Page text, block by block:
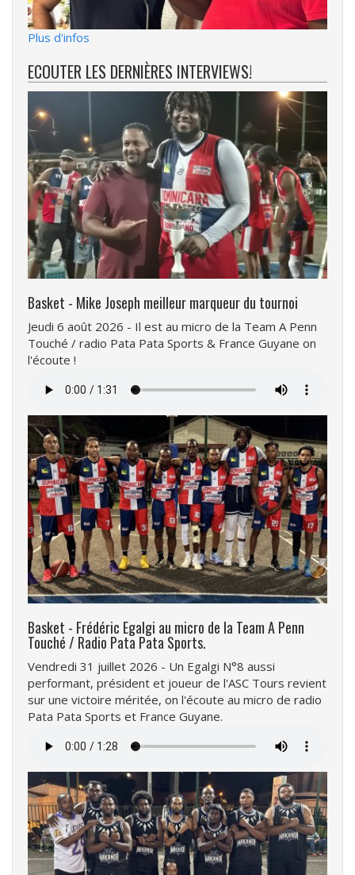
Plus d'infos
ECOUTER LES DERNIÈRES INTERVIEWS!
Basket - Mike Joseph meilleur marqueur du tournoi
Jeudi 6 août 2026 - Il est au micro de la Team A Penn
Touché / radio Pata Pata Sports & France Guyane on
l'écoute !
audio
Basket - Frédéric Egalgi au micro de la Team A Penn
Touché / Radio Pata Pata Sports.
Vendredi 31 juillet 2026 - Un Egalgi N°8 aussi
performant, président et joueur de l'ASC Tours revient
sur une victoire méritée, on l'écoute au micro de radio
Pata Pata Sports et France Guyane.
audio